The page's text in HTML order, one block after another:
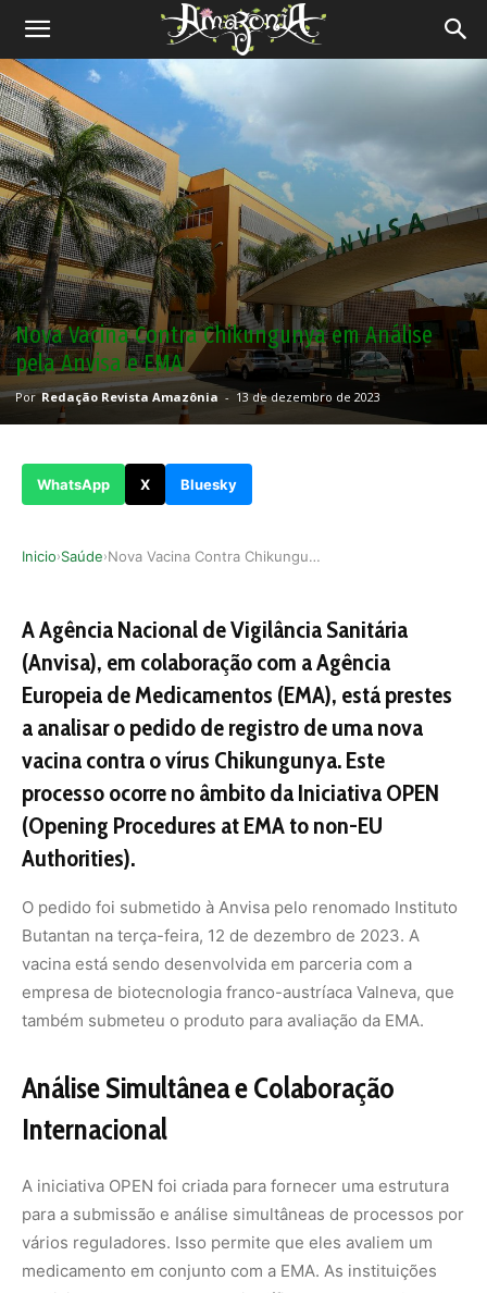
Revista
Amazônia
Nova Vacina Contra Chikungunya em Análise
pela Anvisa e EMA
Por Redação Revista Amazônia - 13 de dezembro de 2023
WhatsApp X Bluesky
Inicio›Saúde› Nova Vacina Contra Chikungunya em Análise pela …
A Agência Nacional de Vigilância Sanitária
(Anvisa), em colaboração com a Agência
Europeia de Medicamentos (EMA), está prestes
a analisar o pedido de registro de uma nova
vacina contra o vírus Chikungunya. Este
processo ocorre no âmbito da Iniciativa OPEN
(Opening Procedures at EMA to non-EU
Authorities).
O pedido foi submetido à Anvisa pelo renomado Instituto
Butantan na terça-feira, 12 de dezembro de 2023. A
vacina está sendo desenvolvida em parceria com a
empresa de biotecnologia franco-austríaca Valneva, que
também submeteu o produto para avaliação da EMA.
Análise Simultânea e Colaboração
Internacional
A iniciativa OPEN foi criada para fornecer uma estrutura
para a submissão e análise simultâneas de processos por
vários reguladores. Isso permite que eles avaliem um
medicamento em conjunto com a EMA. As instituições